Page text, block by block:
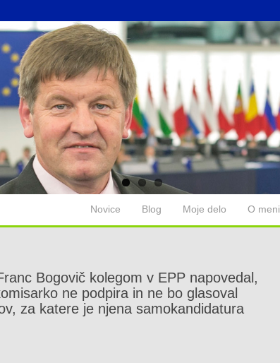
Novice Blog Moje delo O meni
Bogovič kolegom v EPP napovedal,
ne podpira in ne bo glasoval
za katere je njena samokandidatura